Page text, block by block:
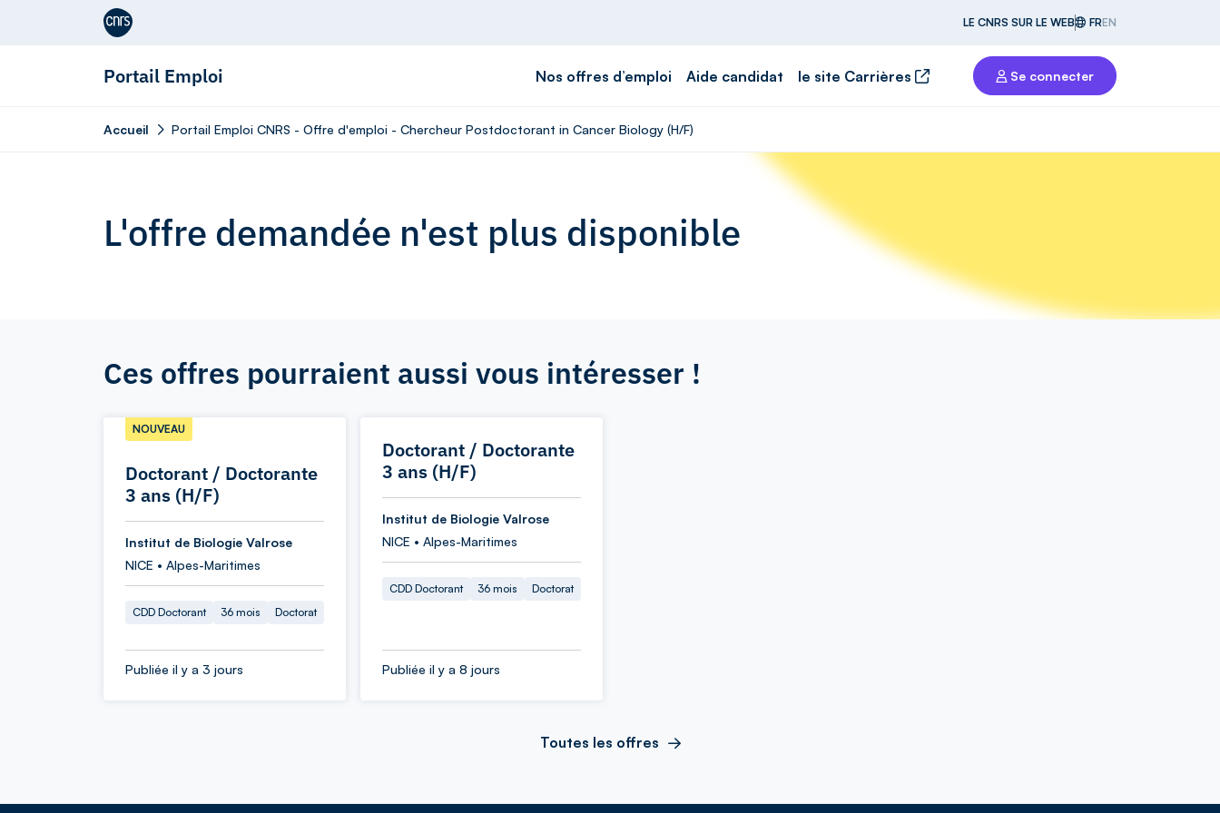
Aller au contenu
LE CNRS SUR LE WEB FREN
Portail Emploi Nos offres d’emploi Aide candidat le site Carrières Se connecter
Accueil Portail Emploi CNRS - Offre d'emploi - Chercheur Postdoctorant in Cancer Biology (H/F)
L'offre demandée n'est plus disponible
Ces offres pourraient aussi vous intéresser !
Doctorant / Doctorante
3 ans (H/F)
NOUVEAU
Institut de Biologie Valrose
NICE • Alpes-Maritimes
CDD Doctorant 36 mois Doctorat
Publiée il y a 3 jours
Doctorant / Doctorante
3 ans (H/F)
Institut de Biologie Valrose
NICE • Alpes-Maritimes
CDD Doctorant 36 mois Doctorat
Publiée il y a 8 jours
Toutes les offres